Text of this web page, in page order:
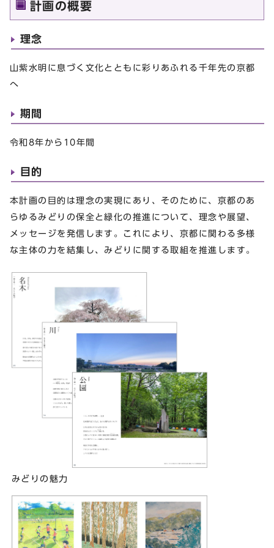
計画の概要
理念
山紫水明に息づく文化とともに彩りあふれる千年先の京都
へ
期間
令和8年から10年間
目的
本計画の目的は理念の実現にあり、そのために、京都のあ
らゆるみどりの保全と緑化の推進について、理念や展望、
メッセージを発信します。これにより、京都に関わる多様
な主体の力を結集し、みどりに関する取組を推進します。
みどりの魅力